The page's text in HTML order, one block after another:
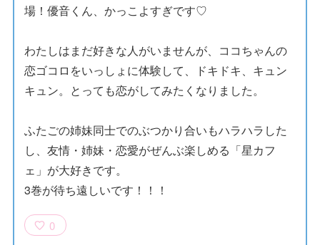
場！優音くん、かっこよすぎです♡
わたしはまだ好きな人がいませんが、ココちゃんの
恋ゴコロをいっしょに体験して、ドキドキ、キュン
キュン。とっても恋がしてみたくなりました。
ふたごの姉妹同士でのぶつかり合いもハラハラした
し、友情・姉妹・恋愛がぜんぶ楽しめる「星カフ
ェ」が大好きです。
3巻が待ち遠しいです！！！
0